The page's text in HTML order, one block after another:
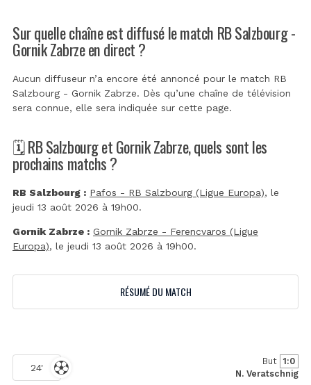
Sur quelle chaîne est diffusé le match RB Salzbourg -
Gornik Zabrze en direct ?
Aucun diffuseur n’a encore été annoncé pour le match RB
Salzbourg - Gornik Zabrze. Dès qu’une chaîne de télévision
sera connue, elle sera indiquée sur cette page.
🗓️ RB Salzbourg et Gornik Zabrze, quels sont les
prochains matchs ?
RB Salzbourg : Pafos - RB Salzbourg (Ligue Europa), le
jeudi 13 août 2026 à 19h00.
Gornik Zabrze : Gornik Zabrze - Ferencvaros (Ligue
Europa), le jeudi 13 août 2026 à 19h00.
RÉSUMÉ DU MATCH
24'
But 1:0
N. Veratschnig